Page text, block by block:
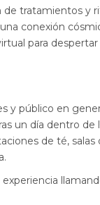
tratamientos y
conexión
para
y público en
un día dentro
de té,